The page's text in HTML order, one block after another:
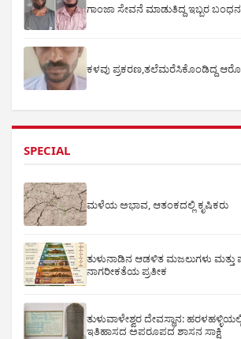
ಗಾಂಜಾ ಸೇವನೆ ಮಾಡುತಿದ್ದ ಇಬ್ಬರ ಬಂಧನ
ಕಳವು ಪ್ರಕರಣ,ತಲೆಮರೆಸಿಕೊಂಡಿದ್ದ
SPECIAL
ಮಳೆಯ ಅಭಾವ, ಆತಂಕದಲ್ಲಿ ಕೃಷಿಕರು
ತುಳುನಾಡಿನ ಆಡಳಿತ ಮಜಲುಗಳು ಮತ್ತು
ನಾಗರೀಕತೆಯ ಪ್ರತೀಕ
ತುಳುವಾಳೇಶ್ವರ ದೇವಸ್ಥಾನ:
ಇತಿಹಾಸದ ಅಪರೂಪದ ಶಾಸನ ಸಾಕ್ಷಿ